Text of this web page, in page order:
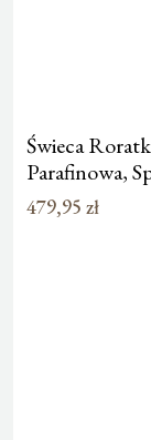
Świeca
Parafinowa,
479,95 zł